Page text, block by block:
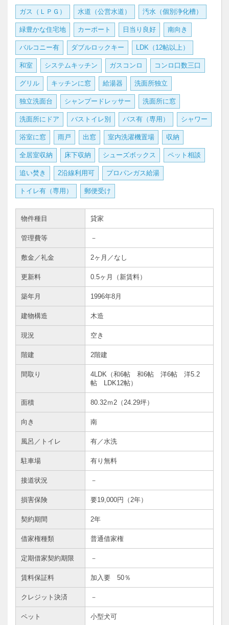
ガス（ＬＰＧ） 水道（公営水道） 汚水（個別浄化槽）
緑豊かな住宅地 カーポート 日当り良好 南向き
バルコニー有 ダブルロックキー LDK（12帖以上）
和室 システムキッチン ガスコンロ コンロ口数三口
グリル キッチンに窓 給湯器 洗面所独立
独立洗面台 シャンプードレッサー 洗面所に窓
洗面所にドア バストイレ別 バス有（専用） シャワー
浴室に窓 雨戸 出窓 室内洗濯機置場 収納
全居室収納 床下収納 シューズボックス ペット相談
追い焚き 2沿線利用可 プロパンガス給湯
トイレ有（専用） 郵便受け
物件種目 貸家
管理費等 －
敷金／礼金 2ヶ月／なし
更新料 0.5ヶ月（新賃料）
築年月 1996年8月
建物構造 木造
現況 空き
階建 2階建
間取り
4LDK（和6帖 和6帖 洋6帖 洋5.2
帖 LDK12帖）
面積 80.32ｍ2 （24.29坪）
向き 南
風呂／トイレ 有／水洗
駐車場 有り無料
接道状況 －
損害保険 要19,000円（2年）
契約期間 2年
借家権種類 普通借家権
定期借家契約期限 －
賃料保証料 加入要 50％
クレジット決済 －
ペット 小型犬可